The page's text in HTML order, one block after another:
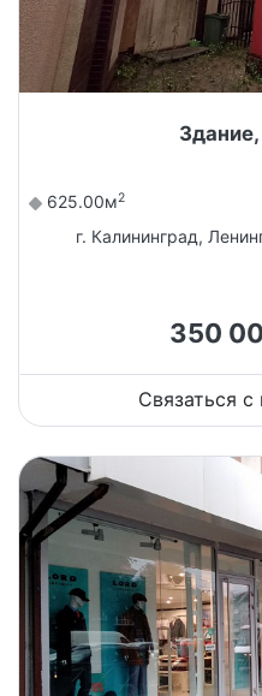
625.00м2
г. Калининград,
350
Связаться с